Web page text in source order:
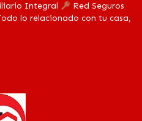
Integral
Red Seguros
lo relacionado con tu casa,